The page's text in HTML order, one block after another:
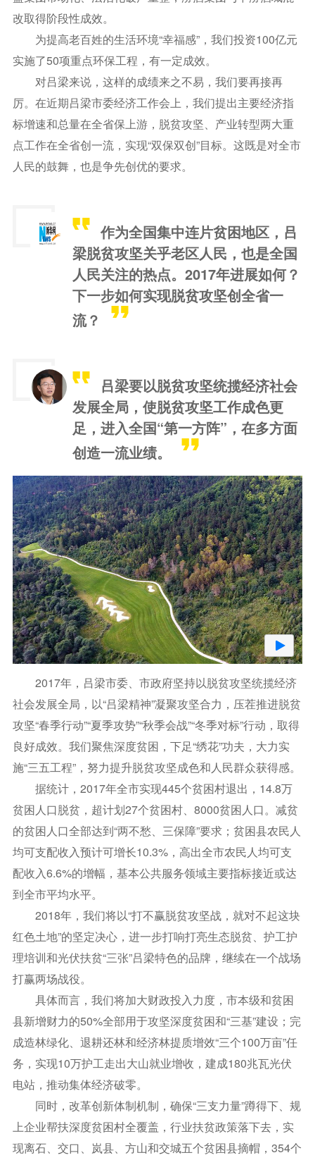
改取得阶段性成效。
为提高老百姓的生活环境“幸福感”，我们投资100亿元
实施了50项重点环保工程，有一定成效。
对吕梁来说，这样的成绩来之不易，我们要再接再
厉。在近期吕梁市委经济工作会上，我们提出主要经济指
标增速和总量在全省保上游，脱贫攻坚、产业转型两大重
点工作在全省创一流，实现“双保双创”目标。这既是对全市
人民的鼓舞，也是争先创优的要求。
作为全国集中连片贫困地区，吕
梁脱贫攻坚关乎老区人民，也是全国
人民关注的热点。2017年进展如何？
下一步如何实现脱贫攻坚创全省一
流？
吕梁要以脱贫攻坚统揽经济社会
发展全局，使脱贫攻坚工作成色更
足，进入全国“第一方阵”，在多方面
创造一流业绩。
2017年，吕梁市委、市政府坚持以脱贫攻坚统揽经济
社会发展全局，以“吕梁精神”凝聚攻坚合力，压茬推进脱贫
攻坚“春季行动”“夏季攻势”“秋季会战”“冬季对标”行动，取得
良好成效。我们聚焦深度贫困，下足“绣花”功夫，大力实
施“三五工程”，努力提升脱贫攻坚成色和人民群众获得感。
据统计，2017年全市实现445个贫困村退出，14.8万
贫困人口脱贫，超计划27个贫困村、8000贫困人口。减贫
的贫困人口全部达到“两不愁、三保障”要求；贫困县农民人
均可支配收入预计可增长10.3%，高出全市农民人均可支
配收入6.6%的增幅，基本公共服务领域主要指标接近或达
到全市平均水平。
2018年，我们将以“打不赢脱贫攻坚战，就对不起这块
红色土地”的坚定决心，进一步打响打亮生态脱贫、护工护
理培训和光伏扶贫“三张”吕梁特色的品牌，继续在一个战场
打赢两场战役。
具体而言，我们将加大财政投入力度，市本级和贫困
县新增财力的50%全部用于攻坚深度贫困和“三基”建设；完
成造林绿化、退耕还林和经济林提质增效“三个100万亩”任
务，实现10万护工走出大山就业增收，建成180兆瓦光伏
电站，推动集体经济破零。
同时，改革创新体制机制，确保“三支力量”蹲得下、规
上企业帮扶深度贫困村全覆盖，行业扶贫政策落下去，实
现离石、交口、岚县、方山和交城五个贫困县摘帽，354个